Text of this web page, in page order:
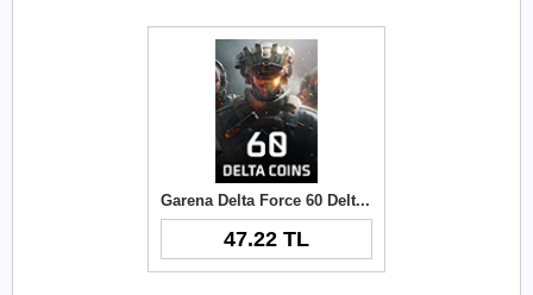
Garena Delta Force 60 Delta Coins TR
47.22 TL